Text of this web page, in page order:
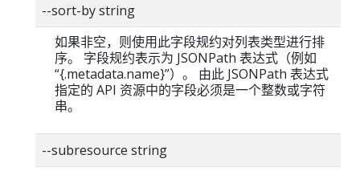
--sort-by string
如果非空，则使用此字段规约对列表类型进行排
序。 字段规约表示为 JSONPath 表达式（例如
“{.metadata.name}”）。 由此 JSONPath 表达式
指定的 API 资源中的字段必须是一个整数或字符
串。
--subresource string